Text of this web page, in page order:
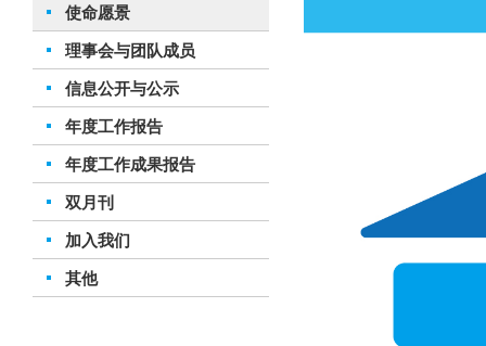
使命愿景
理事会与团队成员
信息公开与公示
年度工作报告
年度工作成果报告
双月刊
加入我们
其他